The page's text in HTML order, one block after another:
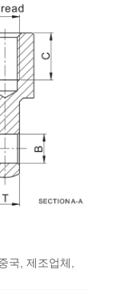
국, 제조업체,